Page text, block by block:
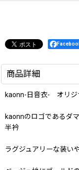
商品詳細
kaonn-日音衣- オリ
kaonnのロゴであるダ
半衿
ラグジュアリーな装い